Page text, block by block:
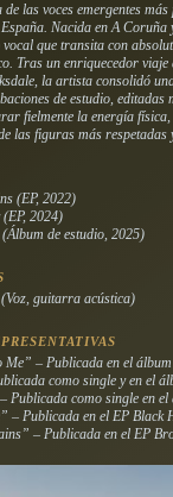
de las voces emergentes
Nacida en A
que transita con
Tras un enriquecedor viaje
la artista consolidó
de estudio,
fielmente la energía
las figuras más
(EP, 2022)
(EP, 2024)
(Álbum de estudio, 2025)
guitarra acústica)
Me” – Publicada en el
como single y en el
Publicada como single en
– Publicada en el EPBlack
– Publicada en el EP